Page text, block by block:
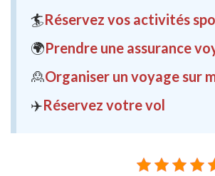
🏄Réservez vos activités
🌍Prendre une assurance
🙎Organiser un voyage sur
✈️Réservez votre vol